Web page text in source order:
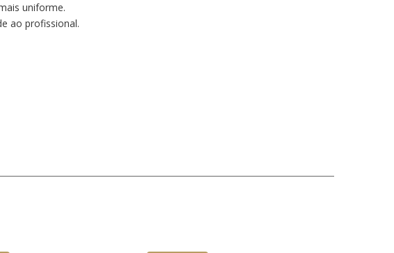
uniforme.
ao profissional.